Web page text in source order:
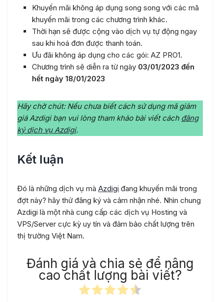
Khuyến mãi không áp dụng song song với các mã
khuyến mãi trong các chương trình khác.
Thời hạn sẽ được cộng vào dịch vụ tự động ngay
sau khi hoá đơn được thanh toán.
Ưu đãi không áp dụng cho các gói: AZ PRO1.
Chương trình sẽ diễn ra từ ngày 03/01/2023 đến
hết ngày 18/01/2023
Hãy chờ chút: Nếu chưa biết cách sử dụng mã giảm
giá Azdigi bạn vui lòng tham khảo bài viết cách đăng
ký dịch vụ Azdigi.
Kết luận
Đó là những dịch vụ mà Azdigi đang khuyến mãi trong
đợt này? hãy thử đăng ký và cảm nhận nhé. Nhìn chung
Azdigi là một nhà cung cấp các dịch vụ Hosting và
VPS/Server cực kỳ uy tín và đảm bảo chất lượng trên
thị trường Việt Nam.
Đánh giá và chia sẻ để nâng
cao chất lượng bài viết?